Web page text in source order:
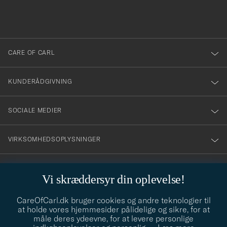
Vi skræddersyr din oplevelse!
CareOfCarl.dk bruger cookies og andre teknologier til
at holde vores hjemmesider pålidelige og sikre, for at
måle deres ydeevne, for at levere personlige
dig
till
vårt
nyhetsbrev!
CARE OF CARL
KUNDERÅDGIVNING
SOCIALE MEDIER
VIRKSOMHEDSOPLYSNINGER
info@careofcarl.dk
Behøver du hjælp til at finde din stil? Lad os hjælpe dig, vi hjælper
gerne til!